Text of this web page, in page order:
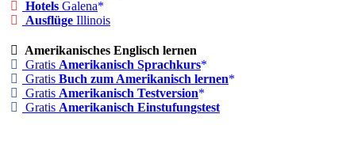
Hotels Galena
Ausflüge Illinois
Amerikanisches Englisch lernen
Gratis Amerikanisch Sprachkurs
Gratis Buch zum Amerikanisch lernen
Gratis Amerikanisch Testversion
Gratis Amerikanisch Einstufungstest